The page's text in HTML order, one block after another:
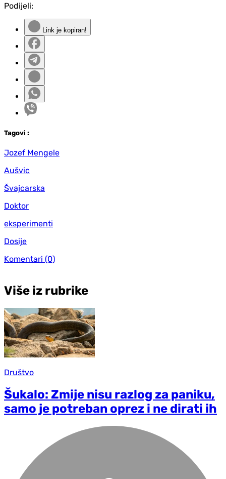
Podijeli:
Link je kopiran!
Tagovi :
Jozef Mengele
Aušvic
Švajcarska
Doktor
eksperimenti
Dosije
Komentari (0)
Više iz rubrike
Društvo
Šukalo: Zmije nisu razlog za paniku,
samo je potreban oprez i ne dirati ih